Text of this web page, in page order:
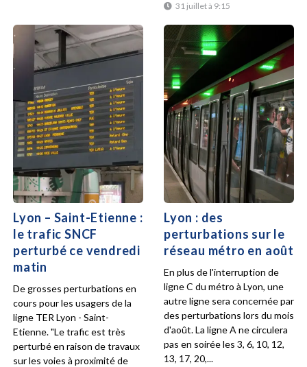
31 juillet à 9:15
Lyon – Saint-Etienne :
le trafic SNCF
perturbé ce vendredi
matin
De grosses perturbations en
cours pour les usagers de la
ligne TER Lyon - Saint-
Etienne. "Le trafic est très
perturbé en raison de travaux
sur les voies à proximité de
Lyon : des
perturbations sur le
réseau métro en août
En plus de l'interruption de
ligne C du métro à Lyon, une
autre ligne sera concernée par
des perturbations lors du mois
d'août. La ligne A ne circulera
pas en soirée les 3, 6, 10, 12,
13, 17, 20,...